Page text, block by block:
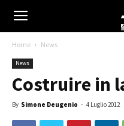
Home News
News
Costruire in
By Simone Deugenio - 4 Luglio 2012